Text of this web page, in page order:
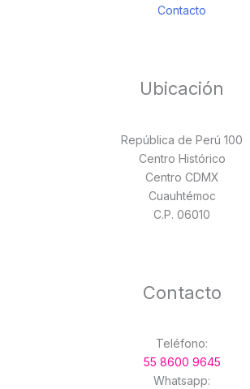
Contacto
Ubicación
República de Perú 100
Centro Histórico
Centro CDMX
Cuauhtémoc
C.P. 06010
Contacto
Teléfono:
55 8600 9645
Whatsapp: